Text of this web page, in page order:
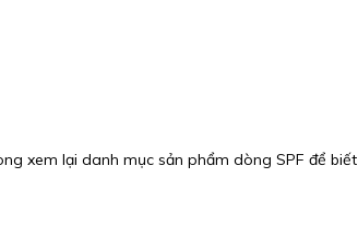
xem lại danh mục sản phẩm dòng SPF để